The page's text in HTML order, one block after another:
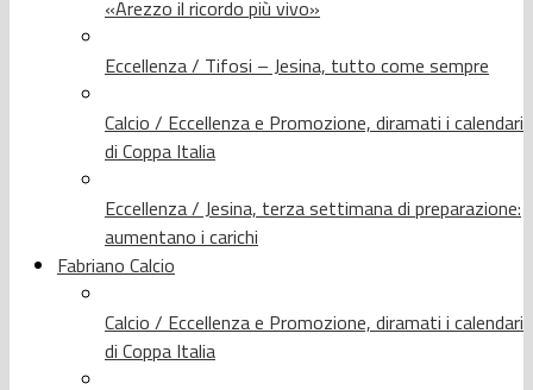
«Arezzo il ricordo più vivo»
Eccellenza / Tifosi – Jesina, tutto come sempre
Calcio / Eccellenza e Promozione, diramati i calendari
di Coppa Italia
Eccellenza / Jesina, terza settimana di preparazione:
aumentano i carichi
Fabriano Calcio
Calcio / Eccellenza e Promozione, diramati i calendari
di Coppa Italia